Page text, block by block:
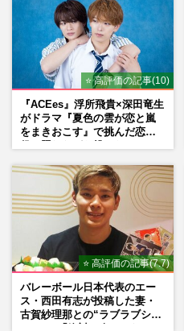
⭐ 高評価の記事(10)
『ACEes』浮所飛貴×深田竜生
がドラマ『夏色の雲が恋と嵐
をまきおこす』で挑んだ恋人
⭐ 高評価の記事(7.7)
バレーボール日本代表のエー
ス・西田有志が投稿した妻・
古賀紗理那との“ラブラブショ